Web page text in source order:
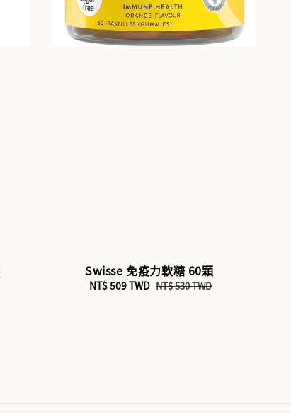
Swisse 免疫力軟糖 60顆
Sale
NT$ 509 TWD Regular
NT$ 530 TWD